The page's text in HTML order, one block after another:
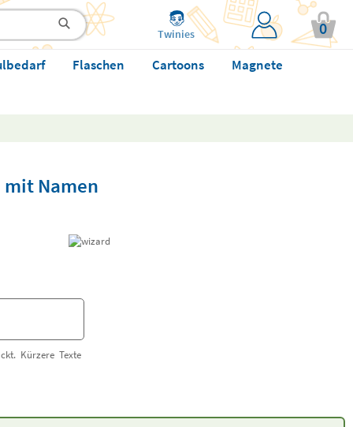
Twinies 0
Flaschen Cartoons Magnete
Namen
Kürzere Texte